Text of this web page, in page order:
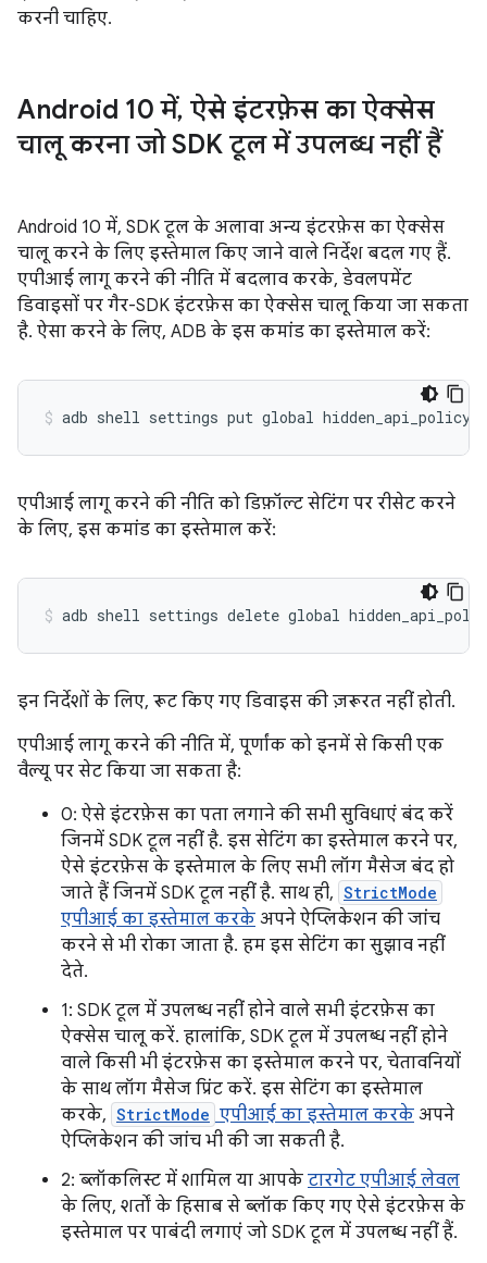
करनी चाहिए.
Android 10 में, ऐसे इंटरफ़ेस का ऐक्सेस
चालू करना जो SDK टूल में उपलब्ध नहीं हैं
Android 10 में, SDK टूल के अलावा अन्य इंटरफ़ेस का ऐक्सेस
चालू करने के लिए इस्तेमाल किए जाने वाले निर्देश बदल गए हैं.
एपीआई लागू करने की नीति में बदलाव करके, डेवलपमेंट
डिवाइसों पर गैर-SDK इंटरफ़ेस का ऐक्सेस चालू किया जा सकता
है. ऐसा करने के लिए, ADB के इस कमांड का इस्तेमाल करें:
एपीआई लागू करने की नीति को डिफ़ॉल्ट सेटिंग पर रीसेट करने
के लिए, इस कमांड का इस्तेमाल करें:
इन निर्देशों के लिए, रूट किए गए डिवाइस की ज़रूरत नहीं होती.
एपीआई लागू करने की नीति में, पूर्णांक को इनमें से किसी एक
वैल्यू पर सेट किया जा सकता है:
0: ऐसे इंटरफ़ेस का पता लगाने की सभी सुविधाएं बंद करें
जिनमें SDK टूल नहीं है. इस सेटिंग का इस्तेमाल करने पर,
ऐसे इंटरफ़ेस के इस्तेमाल के लिए सभी लॉग मैसेज बंद हो
जाते हैं जिनमें SDK टूल नहीं है. साथ ही, StrictMode
एपीआई का इस्तेमाल करके अपने ऐप्लिकेशन की जांच
करने से भी रोका जाता है. हम इस सेटिंग का सुझाव नहीं
देते.
1: SDK टूल में उपलब्ध नहीं होने वाले सभी इंटरफ़ेस का
ऐक्सेस चालू करें. हालांकि, SDK टूल में उपलब्ध नहीं होने
वाले किसी भी इंटरफ़ेस का इस्तेमाल करने पर, चेतावनियों
के साथ लॉग मैसेज प्रिंट करें. इस सेटिंग का इस्तेमाल
करके, StrictMode एपीआई का इस्तेमाल करके अपने
ऐप्लिकेशन की जांच भी की जा सकती है.
2: ब्लॉकलिस्ट में शामिल या आपके टारगेट एपीआई लेवल
के लिए, शर्तों के हिसाब से ब्लॉक किए गए ऐसे इंटरफ़ेस के
इस्तेमाल पर पाबंदी लगाएं जो SDK टूल में उपलब्ध नहीं हैं.